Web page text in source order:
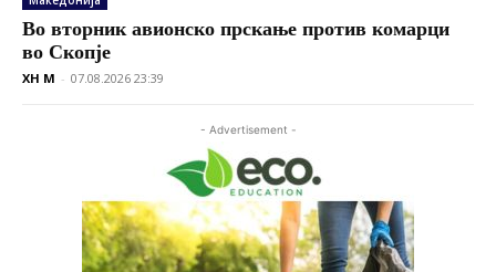
Во вторник авионско прскање против комарци
во Скопје
XH M - 07.08.2026 23:39
- Advertisement -